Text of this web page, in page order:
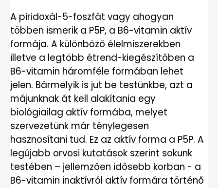
A piridoxál-5-foszfát vagy ahogyan
többen ismerik a P5P, a B6-vitamin aktív
formája. A különböző élelmiszerekben
illetve a legtöbb étrend-kiegészítőben a
B6-vitamin háromféle formában lehet
jelen. Bármelyik is jut be testünkbe, azt a
májunknak át kell alakítania egy
biológiailag aktív formába, melyet
szervezetünk már ténylegesen
hasznosítani tud. Ez az aktív forma a P5P. A
legújabb orvosi kutatások szerint sokunk
testében – jellemzően idősebb korban - a
B6-vitamin inaktívról aktív formára történő